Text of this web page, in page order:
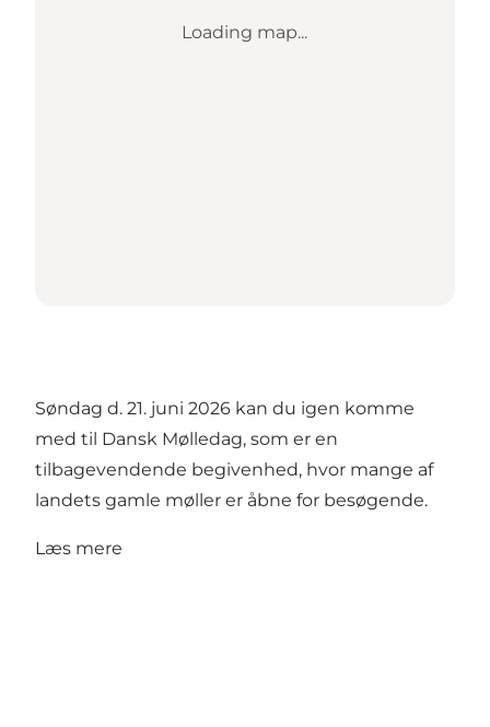
Loading map...
Søndag d. 21. juni 2026 kan du igen komme
med til Dansk Mølledag, som er en
tilbagevendende begivenhed, hvor mange af
landets gamle møller er åbne for besøgende.
Læs mere